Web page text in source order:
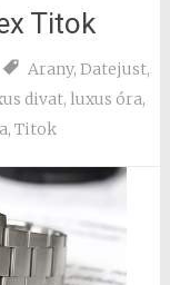
Titok
Arany,Datejust,
divat, luxus óra,
,Titok